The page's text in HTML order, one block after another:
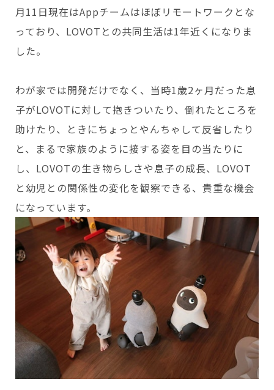
月11日現在はAppチームはほぼリモートワークとな
っており、LOVOTとの共同生活は1年近くになりま
した。
わが家では開発だけでなく、当時1歳2ヶ月だった息
子がLOVOTに対して抱きついたり、倒れたところを
助けたり、ときにちょっとやんちゃして反省したり
と、まるで家族のように接する姿を目の当たりに
し、LOVOTの生き物らしさや息子の成長、LOVOT
と幼児との関係性の変化を観察できる、貴重な機会
になっています。